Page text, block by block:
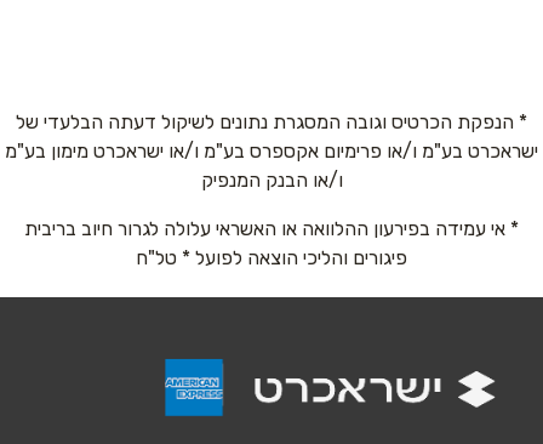
* הנפקת הכרטיס וגובה המסגרת נתונים לשיקול דעתה הבלעדי של
ישראכרט בע"מ ו/או פרימיום אקספרס בע"מ ו/או ישראכרט מימון בע"מ
ו/או הבנק המנפיק
* אי עמידה בפירעון ההלוואה או האשראי עלולה לגרור חיוב בריבית
פיגורים והליכי הוצאה לפועל * טל"ח